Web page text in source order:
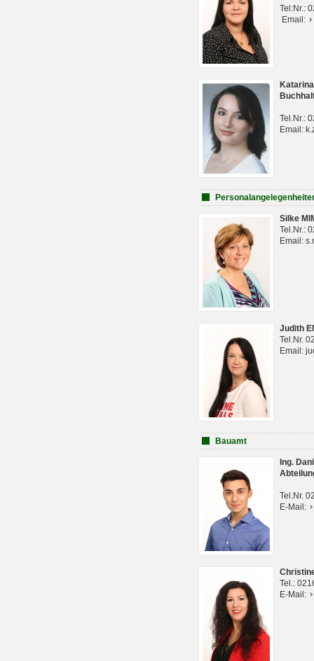
Tel:Nr.:
Email:
Tel.Nr.:
Email:
Silke
Tel.Nr.:
Email:
Judith
Tel.Nr.
Email:
Bauamt
Ing.
Tel.Nr.
E-Mail:
Tel.:
E-Mail: